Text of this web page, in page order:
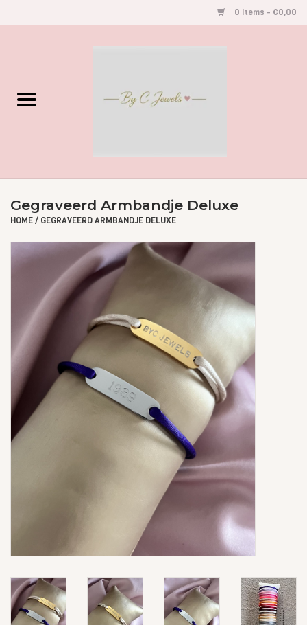
0 Items - €0,00
Gegraveerde Sieraden
Oorbellen
Kettingen
Accessoires
Ringen
Super Sale
New In
Gegraveerd Armbandje Deluxe
HOME/ GEGRAVEERD ARMBANDJE DELUXE